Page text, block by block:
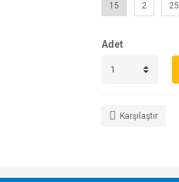
15 2 25
Adet
Karşılaştır